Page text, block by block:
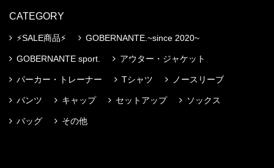
CATEGORY
⚡️SALE商品⚡️ GOBERNANTE.~since 2020~
GOBERNANTE sport. アウター・ジャケット
パーカー・トレーナー Tシャツ ノースリーブ
パンツ キャップ セットアップ ソックス
バッグ その他